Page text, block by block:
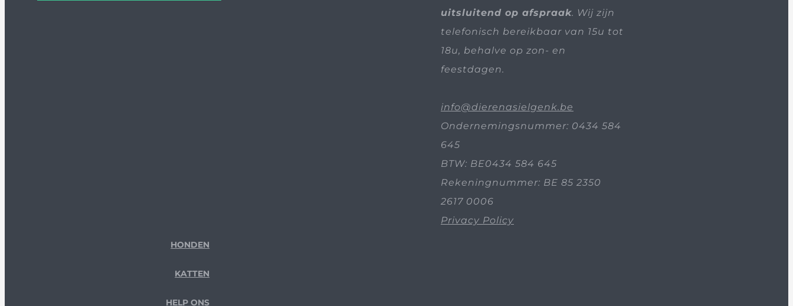
uitsluitend op afspraak. Wij zijn
telefonisch bereikbaar van 15u tot
18u, behalve op zon- en
feestdagen.
info@dierenasielgenk.be
Ondernemingsnummer: 0434 584
645
BTW: BE0434 584 645
Rekeningnummer: BE 85 2350
2617 0006
Privacy Policy
HONDEN
KATTEN
HELP ONS